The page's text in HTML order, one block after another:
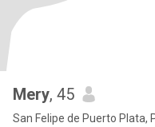
Mery, 45
San Felipe de Puerto Plata,